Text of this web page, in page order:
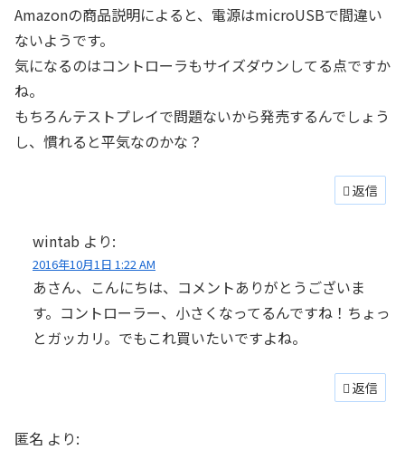
Amazonの商品説明によると、電源はmicroUSBで間違い
ないようです。
気になるのはコントローラもサイズダウンしてる点ですか
ね。
もちろんテストプレイで問題ないから発売するんでしょう
し、慣れると平気なのかな？
返信
wintab より:
2016年10月1日 1:22 AM
あさん、こんにちは、コメントありがとうございま
す。コントローラー、小さくなってるんですね！ちょっ
とガッカリ。でもこれ買いたいですよね。
返信
匿名 より: